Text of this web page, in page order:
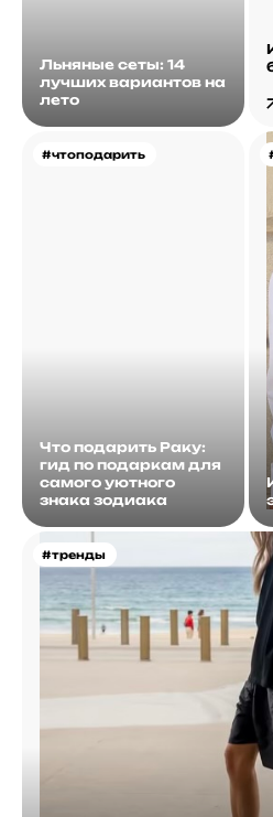
Льняные сеты: 14
лучших вариантов на
лето
#чтоподарить
Что подарить Раку:
гид по подаркам для
самого уютного
знака зодиака
#тренды